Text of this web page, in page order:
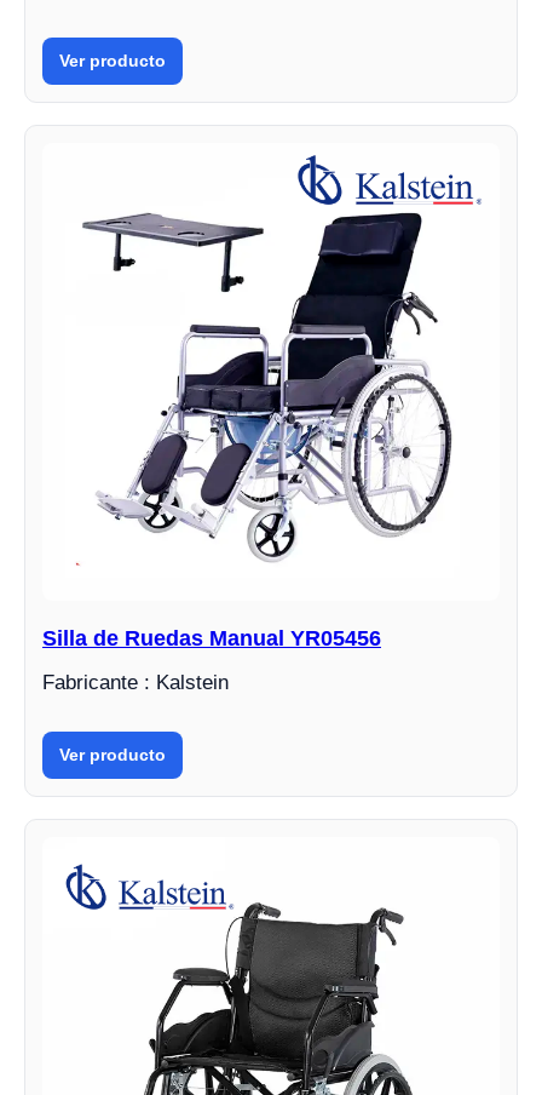
Ver producto
Silla de Ruedas Manual YR05456
Fabricante : Kalstein
Ver producto